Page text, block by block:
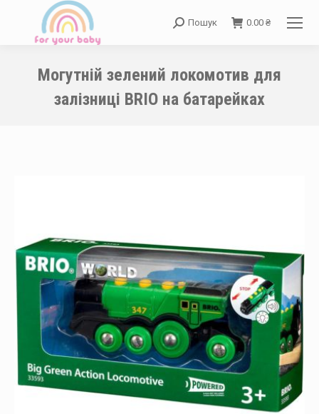
Search:
Пошук 0.00 ₴
Могутній зелений локомотив для
залізниці BRIO на батарейках